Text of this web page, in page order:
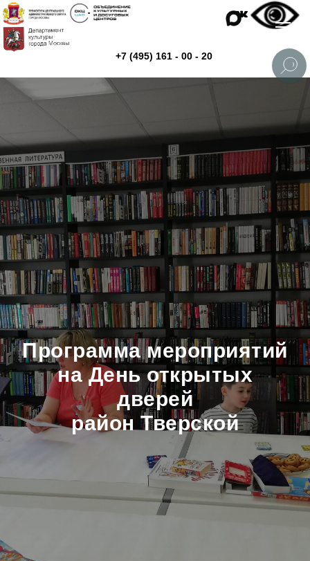
Программа мероприятий
на День открытых
дверей
район Тверской